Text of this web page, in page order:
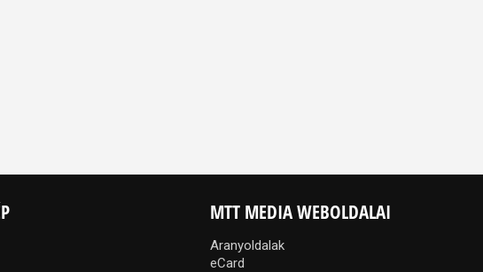
MTT MEDIA WEBOLDALAI
Aranyoldalak
eCard